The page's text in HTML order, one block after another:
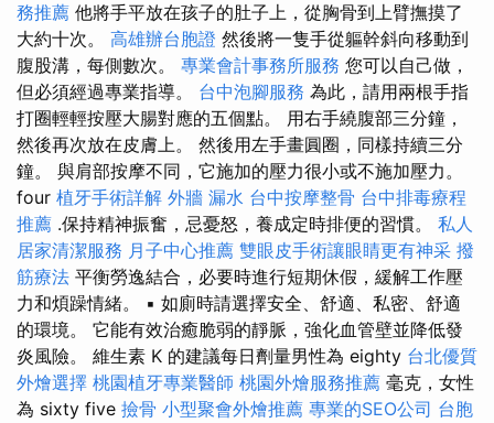
務推薦 他將手平放在孩子的肚子上，從胸骨到上臂撫摸了
大約十次。 高雄辦台胞證 然後將一隻手從軀幹斜向移動到
腹股溝，每側數次。 專業會計事務所服務 您可以自己做，
但必須經過專業指導。 台中泡腳服務 為此，請用兩根手指
打圈輕輕按壓大腸對應的五個點。 用右手繞腹部三分鐘，
然後再次放在皮膚上。 然後用左手畫圓圈，同樣持續三分
鐘。 與肩部按摩不同，它施加的壓力很小或不施加壓力。
four 植牙手術詳解 外牆 漏水 台中按摩整骨 台中排毒療程
推薦 .保持精神振奮，忌憂怒，養成定時排便的習慣。 私人
居家清潔服務 月子中心推薦 雙眼皮手術讓眼睛更有神采 撥
筋療法 平衡勞逸結合，必要時進行短期休假，緩解工作壓
力和煩躁情緒。 ▪ 如廁時請選擇安全、舒適、私密、舒適
的環境。 它能有效治癒脆弱的靜脈，強化血管壁並降低發
炎風險。 維生素 K 的建議每日劑量男性為 eighty 台北優質
外燴選擇 桃園植牙專業醫師 桃園外燴服務推薦 毫克，女性
為 sixty five 撿骨 小型聚會外燴推薦 專業的SEO公司 台胞